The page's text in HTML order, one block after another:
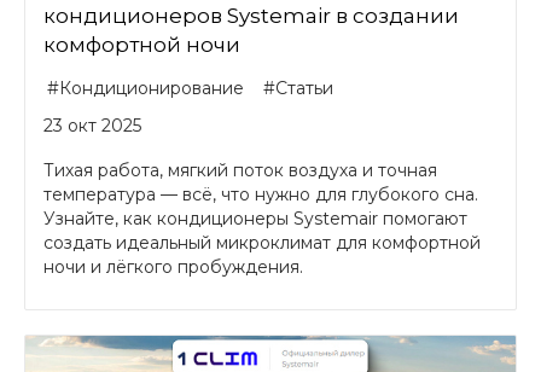
кондиционеров Systemair в создании
комфортной ночи
#Кондиционирование
#Статьи
23 окт 2025
Тихая работа, мягкий поток воздуха и точная
температура — всё, что нужно для глубокого сна.
Узнайте, как кондиционеры Systemair помогают
создать идеальный микроклимат для комфортной
ночи и лёгкого пробуждения.